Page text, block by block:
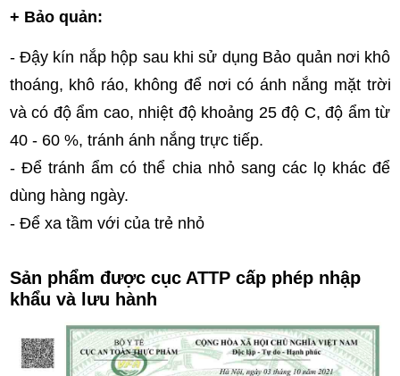
+ Bảo quản:
- Đậy kín nắp hộp sau khi sử dụng Bảo quản nơi khô
thoáng, khô ráo, không để nơi có ánh nắng mặt trời
và có độ ẩm cao, nhiệt độ khoảng 25 độ C, độ ẩm từ
40 - 60 %, tránh ánh nắng trực tiếp.
- Để tránh ẩm có thể chia nhỏ sang các lọ khác để
dùng hàng ngày.
- Để xa tầm với của trẻ nhỏ
Sản phẩm được cục ATTP cấp phép nhập
khẩu và lưu hành